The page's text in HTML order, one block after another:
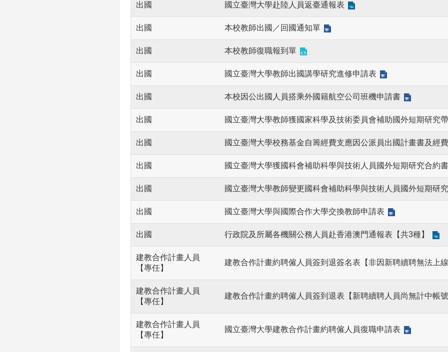
出國 國立臺灣大學赴陸人員返臺通報表
出國 本校教師出國／回國通知單
出國 本校教師復職報到單
出國 國立臺灣大學教師出國講學研究進修申請表
出國 本校因公出國人員搭乘外國籍航空公司班機申請書
出國 國立臺灣大學教師獲國家科學及技術委員會補助國外短期研究
出國 國立臺灣大學校務基金自籌經費支應因公派員出國計畫書及經
出國 國立臺灣大學獲國科會補助科學與技術人員國外短期研究合約書
出國 國立臺灣大學教師變更國科會補助科學與技術人員國外短期研
出國 國立臺灣大學與國際合作大學交換教師申請表
出國 行政院及所屬各機關公務人員赴香港澳門通報表【共3種】
建教合作計畫人員
【專任】
建教合作計畫約聘僱人員簽到退簽名表【非因新聘續聘無法上
建教合作計畫人員
【專任】
建教合作計畫約聘僱人員簽到退表【新聘續聘人員尚無計中帳
建教合作計畫人員
【專任】
國立臺灣大學建教合作計畫約聘僱人員復職申請表